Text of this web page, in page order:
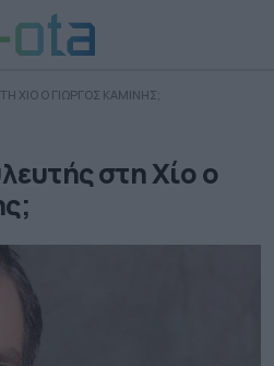
ΧΙΟ Ο ΓΙΩΡΓΟΣ ΚΑΜΙΝΗΣ;
στη Χίο ο